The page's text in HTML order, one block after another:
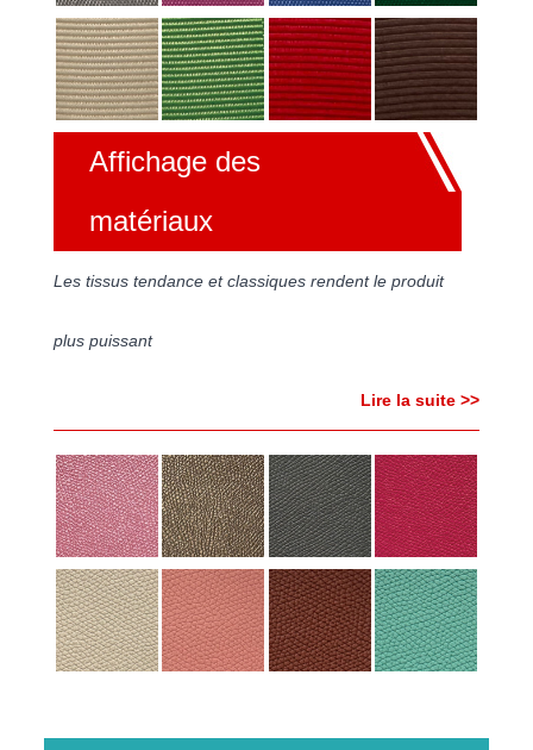
Affichage des
matériaux
Les tissus tendance et classiques rendent le produit
plus puissant
Lire la suite >>